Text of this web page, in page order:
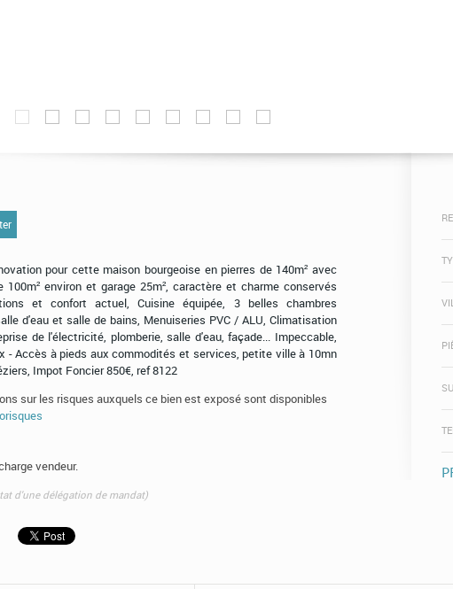
pour cette maison bourgeoise en pierres de 140m² avec
100m² environ et garage 25m², caractère et charme conservés
et confort actuel, Cuisine équipée, 3 belles chambres
d'eau et salle de bains, Menuiseries PVC / ALU, Climatisation
de l'électricité, plomberie, salle d'eau, façade... Impeccable,
- Accès à pieds aux commodités et services, petite ville à 10mn
Impot Foncier 850€, ref 8122
sur les risques auxquels ce bien est exposé sont disponibles
vendeur.
d'une délégation de mandat)